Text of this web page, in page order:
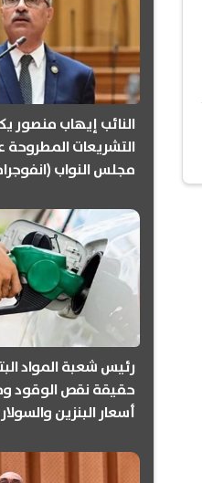
النائب إيهاب منصور
التشريعات المطروحة
مجلس النواب
رئيس شعبة المواد
حقيقة نقص الوقود
أسعار البنزين